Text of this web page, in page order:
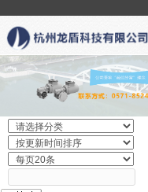
网站首页
产品展示
关于我们
新闻资讯
联系我们